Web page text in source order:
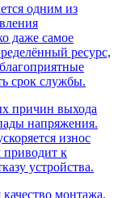
одним из
даже самое
ресурс,
срок службы.
причин выхода
напряжения.
износ
приводит к
устройства.
монтажа.